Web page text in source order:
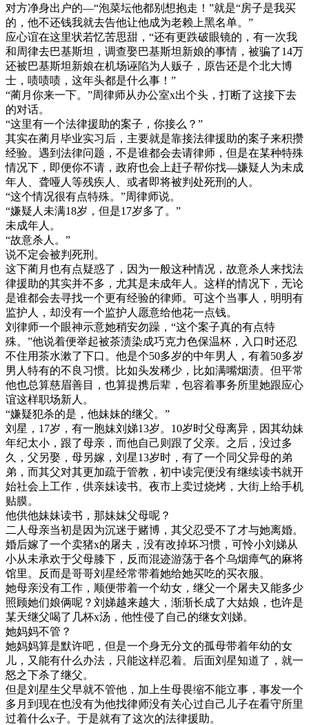
对方净身出户的—“泡菜坛他都别想抱走！”就是“房子是我买
的，他不还钱我就去告他让他成为老赖上黑名单。”
应心谊在这里状若忆苦思甜，“还有更跌破眼镜的，有一次我
和周律去巴基斯坦，调查娶巴基斯坦新娘的事情，被骗了14万
还被巴基斯坦新娘在机场诬陷为人贩子，原告还是个北大博
士，啧啧啧，这年头都是什么事！”
“蔺月你来一下。”周律师从办公室x出个头，打断了这接下去
的对话。
“这里有一个法律援助的案子，你接么？”
其实在蔺月毕业实习后，主要就是靠接法律援助的案子来积攒
经验。遇到法律问题，不是谁都会去请律师，但是在某种特殊
情况下，即便你不请，政府也会上赶子帮你找—嫌疑人为未成
年人、聋哑人等残疾人、或者即将被判处死刑的人。
“这个情况很有点特殊。”周律师说。
“嫌疑人未满18岁，但是17岁多了。”
未成年人。
“故意杀人。”
说不定会被判死刑。
这下蔺月也有点疑惑了，因为一般这种情况，故意杀人来找法
律援助的其实并不多，尤其是未成年人。这样的情况下，无论
是谁都会去寻找一个更有经验的律师。可这个当事人，明明有
监护人，却没有一个监护人愿意给他花一点钱。
刘律师一个眼神示意她稍安勿躁，“这个案子真的有点特
殊。”他说着便举起被茶渍染成巧克力色保温杯，入口时还忍
不住用茶水漱了下口。他是个50多岁的中年男人，有着50多岁
男人特有的不良习惯。比如头发稀少，比如满嘴烟渍。但平常
他也总算慈眉善目，也算提携后辈，包容着事务所里她跟应心
谊这样职场新人。
“嫌疑犯杀的是，他妹妹的继父。”
刘星，17岁，有一胞妹刘娣13岁。10岁时父母离异，因其幼妹
年纪太小，跟了母亲，而他自己则跟了父亲。之后，没过多
久，父另娶，母另嫁，刘星13岁时，有了一个同父异母的弟
弟，而其父对其更加疏于管教，初中读完便没有继续读书就开
始社会上工作，供亲妹读书。夜市上卖过烧烤，大街上给手机
贴膜。
他供他妹妹读书，那妹妹父母呢？
二人母亲当初是因为沉迷于赌博，其父忍受不了才与她离婚。
婚后嫁了一个卖猪x的屠夫，没有改掉坏习惯，可怜小刘娣从
小从未承欢于父母膝下，反而混迹游荡于各个乌烟瘴气的麻将
馆里。反而是哥哥刘星经常带着她给她买吃的买衣服。
她母亲没有工作，顺便带着一个幼女，继父一个屠夫又能多少
照顾她们娘俩呢？刘娣越来越大，渐渐长成了大姑娘，也许是
某天继父喝了几杯x汤，他性侵了自己的继女刘娣。
她妈妈不管？
她妈妈算是默许吧，但是一个身无分文的孤母带着年幼的女
儿，又能有什么办法，只能这样忍着。后面刘星知道了，就一
怒之下杀了继父。
但是刘星生父早就不管他，加上生母畏缩不能立事，事发一个
多月到现在也没有为他找律师没有关心过自己儿子在看守所里
过着什么x子。于是就有了这次的法律援助。